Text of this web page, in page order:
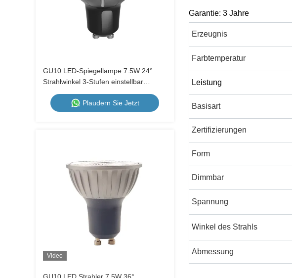
GU10 LED-Spiegellampe 7.5W 24°
Strahlwinkel 3-Stufen einstellbar
Farbtemperatur 1700K-2600K-5000K
Wandschalter Nicht dimmbar
Plaudern Sie Jetzt
Video
Garantie: 3 Jahre
Erzeugnis
Farbtemperatur
Leistung
Basisart
Zertifizierungen
Form
Dimmbar
Spannung
Winkel des Strahls
Abmessung